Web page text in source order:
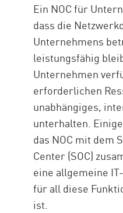
Ein NOC für
dass die
Unternehmens
leistungsfähig
Unternehmen
erforderlichen
unabhängiges,
unterhalten.
das NOC mit dem
Center (SOC)
eine allgemeine
für all diese
ist.